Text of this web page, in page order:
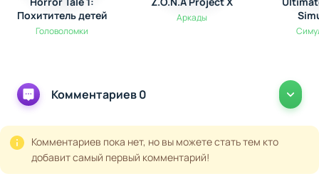
зависит, останется ли зона в хаосе или получит
надежду на спасение.
Похититель детей
Головоломки
Аркады
Комментариев 0
Комментариев пока нет, но вы можете стать тем кто
добавит самый первый комментарий!